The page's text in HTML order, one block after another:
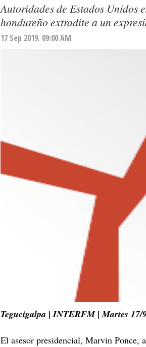
Autoridades de Estados Unidos
hondureño extradite a un
17 Sep 2019. 09:00 AM
Tegucigalpa | INTERFM | Martes 17/
El asesor presidencial, Marvin Ponce,